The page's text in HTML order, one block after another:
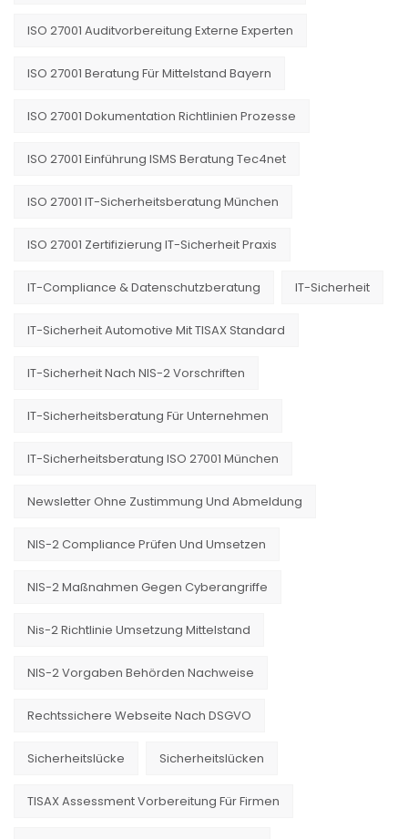
ISO 27001 Auditvorbereitung Externe Experten
ISO 27001 Beratung Für Mittelstand Bayern
ISO 27001 Dokumentation Richtlinien Prozesse
ISO 27001 Einführung ISMS Beratung Tec4net
ISO 27001 IT-Sicherheitsberatung München
ISO 27001 Zertifizierung IT-Sicherheit Praxis
IT-Compliance & Datenschutzberatung IT-Sicherheit
IT-Sicherheit Automotive Mit TISAX Standard
IT-Sicherheit Nach NIS-2 Vorschriften
IT-Sicherheitsberatung Für Unternehmen
IT-Sicherheitsberatung ISO 27001 München
Newsletter Ohne Zustimmung Und Abmeldung
NIS-2 Compliance Prüfen Und Umsetzen
NIS-2 Maßnahmen Gegen Cyberangriffe
Nis-2 Richtlinie Umsetzung Mittelstand
NIS-2 Vorgaben Behörden Nachweise
Rechtssichere Webseite Nach DSGVO
Sicherheitslücke Sicherheitslücken
TISAX Assessment Vorbereitung Für Firmen